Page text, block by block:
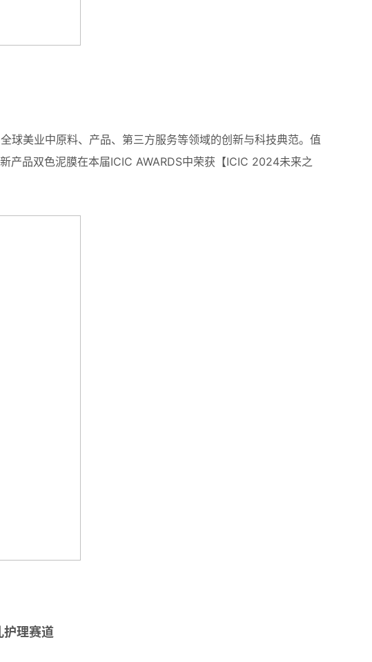
球美业中原料、产品、第三方服务等领域的创新与科技典范。值
产品双色泥膜在本届ICIC AWARDS中荣获【ICIC 2024未来之
护理赛道